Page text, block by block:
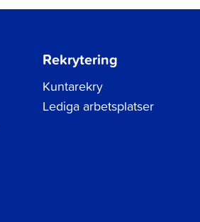
Rekrytering
Kuntarekry
Lediga arbetsplatser